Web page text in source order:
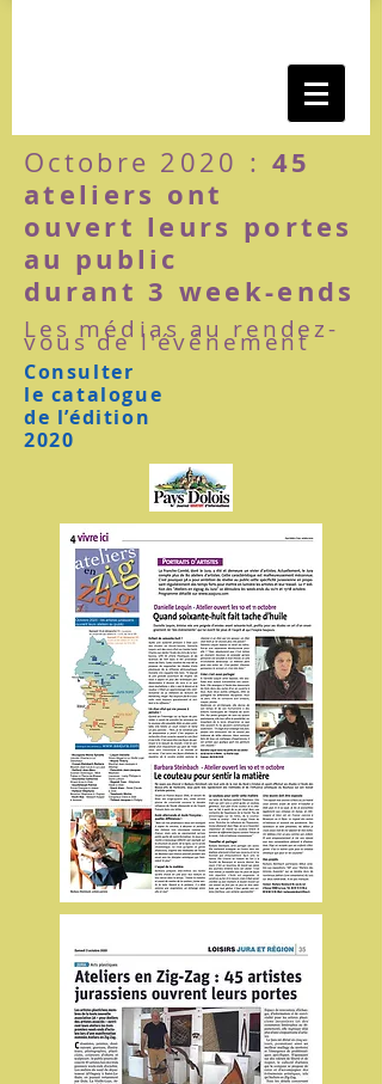
Octobre 2020 : 45
ateliers ont
ouvert leurs portes
au public
durant 3 week-ends
Les médias au rendez-
vous de l'événement
Consulter
le catalogue
de l’édition
2020